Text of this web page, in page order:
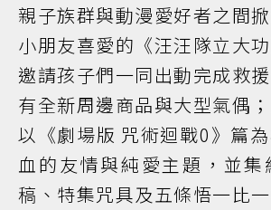
親子族群與動漫愛好者之間
小朋友喜愛的《汪汪隊立大
邀請孩子們一同出動完成救
有全新周邊商品與大型氣偶
以《劇場版 咒術迴戰0》篇
血的友情與純愛主題，並集
稿、特集咒具及五條悟一比